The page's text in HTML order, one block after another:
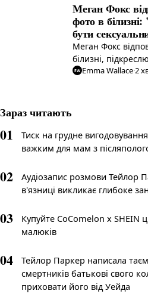
Меган Фокс
фото в
бути
Меган Фокс
білизні,
право на
EW Emma Wallace·2
Зараз читають
01
Тиск на грудне
важким для мам з
02
Аудіозапис розмови Тейлор
в'язниці викликає глибоке
03
Купуйте CoComelon x SHEIN
малюків
04
Тейлор Паркер написала
смертників батькові свого
приховати його від Уейда